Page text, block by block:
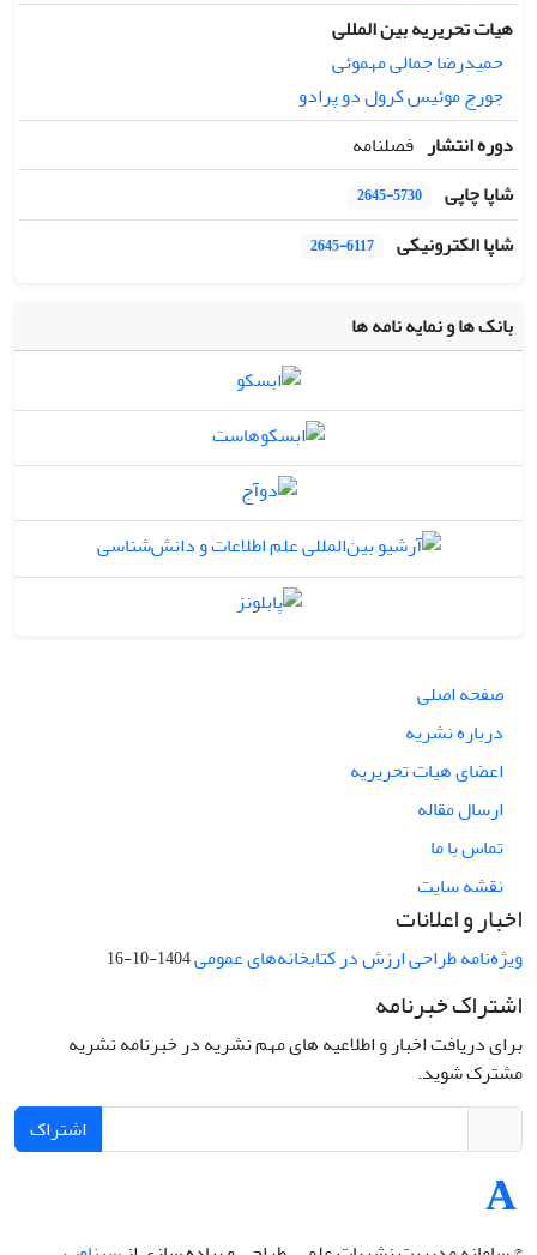
هیات تحریریه بین المللی
حمیدرضا جمالی مهموئی
جورج موئیس کرول دو پرادو
دوره انتشار فصلنامه
شاپا چاپی
2645-5730
شاپا الکترونیکی 2645-6117
بانک ها و نمایه نامه ها
صفحه اصلی
درباره نشریه
اعضای هیات تحریریه
ارسال مقاله
تماس با ما
نقشه سایت
اخبار و اعلانات
ویژه‌نامه طراحی ارزش در کتابخانه‌های عمومی1404-10-16
اشتراک خبرنامه
برای دریافت اخبار و اطلاعیه های مهم نشریه در خبرنامه نشریه
مشترک شوید.
اشتراک